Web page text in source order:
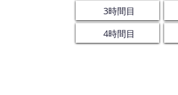
3時間目
4時間目